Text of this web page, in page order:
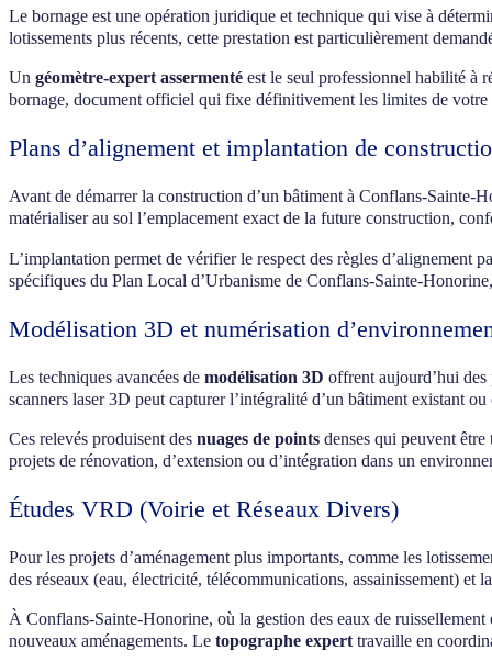
Le bornage est une opération juridique et technique qui vise à
lotissements plus récents, cette prestation est particulièrement
Un géomètre-expert assermenté est le seul professionnel habilité à
bornage, document officiel qui fixe définitivement les limites de
Plans d’alignement et implantation de
Avant de démarrer la construction d’un bâtiment à Conflans-Sainte-
matérialiser au sol l’emplacement exact de la future construction,
L’implantation permet de vérifier le respect des règles d’alignement
spécifiques du Plan Local d’Urbanisme de Conflans-Sainte-
Modélisation 3D et numérisation
Les techniques avancées de modélisation 3D offrent aujourd’hui
scanners laser 3D peut capturer l’intégralité d’un bâtiment existant
Ces relevés produisent des nuages de points denses qui peuvent
projets de rénovation, d’extension ou d’intégration dans un
Études VRD (Voirie et Réseaux Divers)
Pour les projets d’aménagement plus importants, comme les
des réseaux (eau, électricité, télécommunications, assainissement) et
À Conflans-Sainte-Honorine, où la gestion des eaux de
nouveaux aménagements. Le topographe expert travaille en